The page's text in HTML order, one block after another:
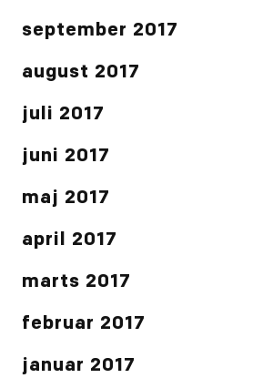
september 2017
august 2017
juli 2017
juni 2017
maj 2017
april 2017
marts 2017
februar 2017
januar 2017